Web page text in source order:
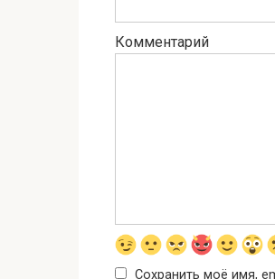
Комментарий
Сохранить моё имя,